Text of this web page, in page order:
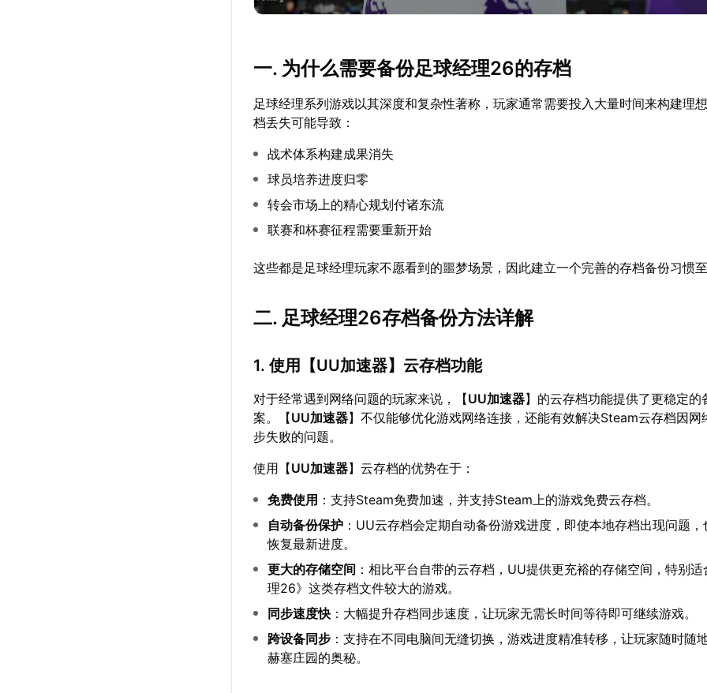
一. 为什么需要备份足球经理26的存档
足球经理系列游戏以其深度和复杂性著称，玩家通常需要投入大量时间来构建理
档丢失可能导致：
战术体系构建成果消失
球员培养进度归零
转会市场上的精心规划付诸东流
联赛和杯赛征程需要重新开始
这些都是足球经理玩家不愿看到的噩梦场景，因此建立一个完善的存档备份习惯
二. 足球经理26存档备份方法详解
1. 使用【UU加速器】云存档功能
对于经常遇到网络问题的玩家来说，【UU加速器】的云存档功能提供了更稳定的
案。【UU加速器】不仅能够优化游戏网络连接，还能有效解决Steam云存档因网
步失败的问题。
使用【UU加速器】云存档的优势在于：
免费使用 ：支持Steam免费加速，并支持Steam上的游戏免费云存档。
自动备份保护 ：UU云存档会定期自动备份游戏进度，即使本地存档出现问题
恢复最新进度。
更大的存储空间 ：相比平台自带的云存档，UU提供更充裕的存储空间，特别
理26》这类存档文件较大的游戏。
同步速度快 ：大幅提升存档同步速度，让玩家无需长时间等待即可继续游戏。
跨设备同步 ：支持在不同电脑间无缝切换，游戏进度精准转移，让玩家随时随
赫塞庄园的奥秘。